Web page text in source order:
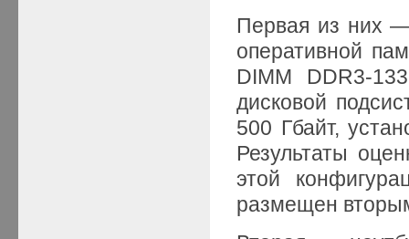
Первая из них —
оперативной
DIMM DDR3-
дисковой
500 Гбайт,
Результаты
этой
размещен